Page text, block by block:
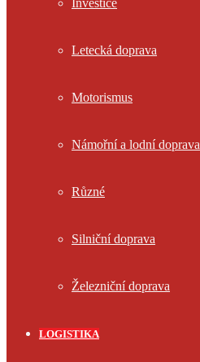
Investice
Letecká doprava
Motorismus
Námořní a lodní doprava
Různé
Silniční doprava
Železniční doprava
LOGISTIKA